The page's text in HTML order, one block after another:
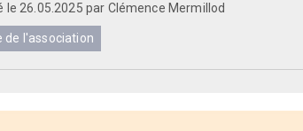
le 26.05.2025 par Clémence Mermillod
de l'association